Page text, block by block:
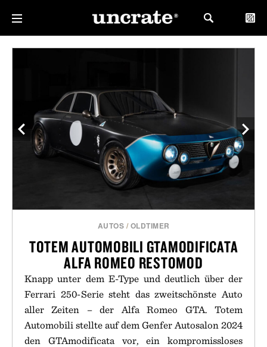
AUTOS / OLDTIMER
TOTEM AUTOMOBILI GTAMODIFICATA
ALFA ROMEO RESTOMOD
Knapp unter dem E-Type und deutlich über der
Ferrari 250-Serie steht das zweitschönste Auto
aller Zeiten – der Alfa Romeo GTA. Totem
Automobili stellte auf dem Genfer Autosalon 2024
den GTAmodificata vor, ein kompromissloses